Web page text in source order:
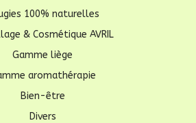
100% naturelles
& Cosmétique AVRIL
Gamme liège
aromathérapie
Bien-être
Divers